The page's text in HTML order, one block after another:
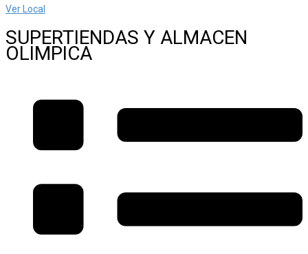
Ver Local
SUPERTIENDAS Y ALMACEN
OLIMPICA